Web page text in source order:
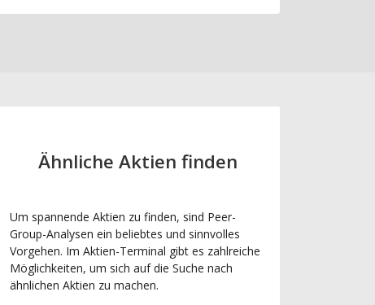
Ähnliche Aktien finden
Um spannende Aktien zu finden, sind Peer-
Group-Analysen ein beliebtes und sinnvolles
Vorgehen. Im Aktien-Terminal gibt es zahlreiche
Möglichkeiten, um sich auf die Suche nach
ähnlichen Aktien zu machen.